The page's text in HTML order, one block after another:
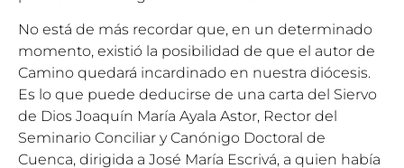
No está de más recordar que, en un determinado
momento, existió la posibilidad de que el autor de
Camino quedará incardinado en nuestra diócesis.
Es lo que puede deducirse de una carta del Siervo
de Dios Joaquín María Ayala Astor, Rector del
Seminario Conciliar y Canónigo Doctoral de
Cuenca, dirigida a José María Escrivá, a quien había